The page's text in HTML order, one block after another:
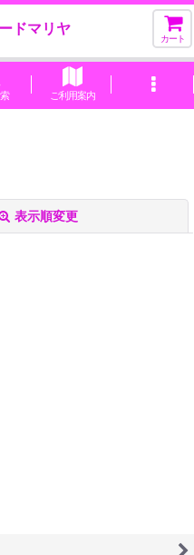
ドマリヤ
カート
ご利用案内
表示順変更